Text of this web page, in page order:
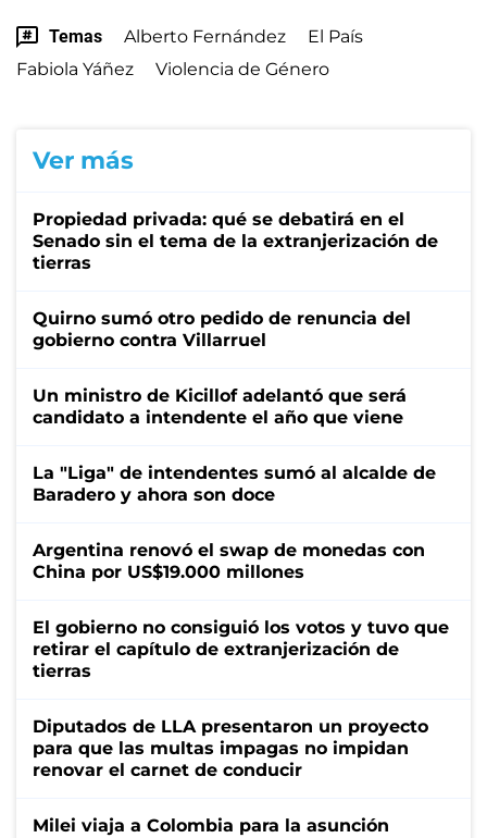
Temas Alberto Fernández
El País
Fabiola Yáñez
Violencia de Género
Ver más
Propiedad privada: qué se debatirá en el
Senado sin el tema de la extranjerización de
tierras
Quirno sumó otro pedido de renuncia del
gobierno contra Villarruel
Un ministro de Kicillof adelantó que será
candidato a intendente el año que viene
La "Liga" de intendentes sumó al alcalde de
Baradero y ahora son doce
Argentina renovó el swap de monedas con
China por US$19.000 millones
El gobierno no consiguió los votos y tuvo que
retirar el capítulo de extranjerización de
tierras
Diputados de LLA presentaron un proyecto
para que las multas impagas no impidan
renovar el carnet de conducir
Milei viaja a Colombia para la asunción